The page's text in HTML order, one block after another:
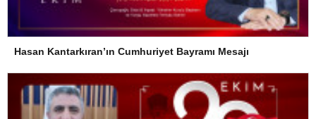
Hasan Kantarkıran’ın Cumhuriyet Bayramı Mesajı